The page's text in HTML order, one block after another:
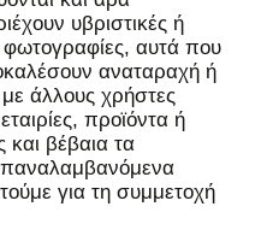
υβριστικές ή
αυτά που
αναταραχή ή
άλλους χρήστες
προϊόντα ή
και βέβαια τα
για τη συμμετοχή